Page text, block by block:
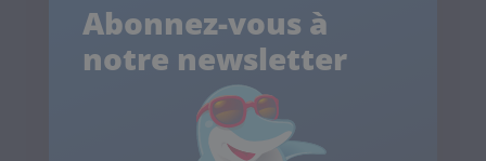
Abonnez-vous à
notre newsletter